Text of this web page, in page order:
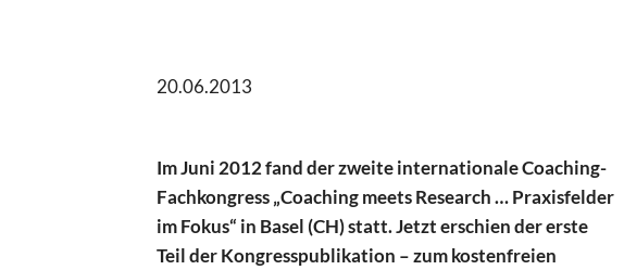
20.06.2013
Im Juni 2012 fand der zweite internationale Coaching-
Fachkongress „Coaching meets Research … Praxisfelder
im Fokus“ in Basel (CH) statt. Jetzt erschien der erste
Teil der Kongresspublikation – zum kostenfreien